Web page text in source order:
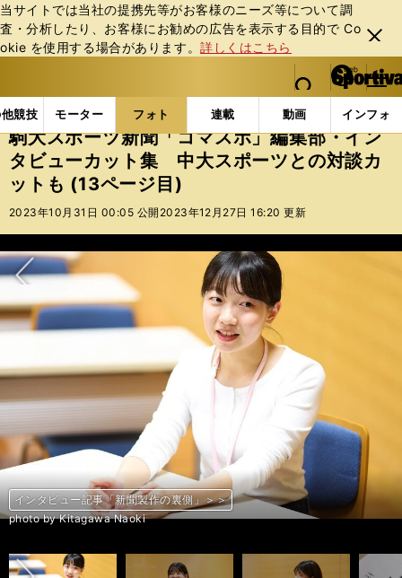
当サイトでは当社の提携先等がお客様のニーズ等について調
査・分析したり、お客様にお勧めの広告を表⽰する⽬的で Co
okie を使⽤する場合があります。詳しくはこちら
閉じ
る
web Sportiva (webスポルティーバ)
検索
マイペ
ー
ジ
メニュ
競技 モーター フォト 連載 動画 インフォ
b
ス
ポ
ル
テ
ー
バ
フォトギャラリー 駒大スポーツ新聞「コマスポ」編
駒大スポーツ新聞「コマスポ」編集部・イン
タビューカット集 中大スポーツとの対談カ
ットも (13ページ目)
2023年10月31日 00:05 公開 2023年12月27日 16:20 更新
次へ
インタビュー記事「新聞製作の裏側」＞＞
photo by Kitagawa Naoki
インタビュー記事「大学駅伝２年連続三冠 展望」＞＞
photo by Kitagawa Naoki
インタビュー記事「新聞製作の裏側」＞＞
photo by Kitagawa Naoki
インタビュー記事「大学駅伝２年連続三冠 展望」＞＞
photo by Kitagawa Naoki
インタビュー記事「新聞製作の裏側」＞＞
photo by Kitagawa Naoki
インタビュー記事「大学駅伝２年連続三冠 展望」＞＞
photo by Kitagawa Naoki
インタビュー記事「新聞製作の裏側」＞＞
photo by Kitagawa Naoki
インタビュー記事「大学駅伝２年連続三冠 展望」＞＞
photo by Wada Satoshi
インタビュー記事「新聞制作の裏側」＞＞
photo by Kitagawa Naoki
インタビュー記事「大学駅伝２年連続三冠 展望」＞＞
photo by Kitagawa Naoki
インタビュー記事「新聞制作の裏側」＞＞
photo by Kitagawa Naoki
インタビュー記事「大学駅伝２年連続三冠 展望」＞＞
photo by Kitagawa Naoki
インタビュー記事「新聞製作の裏側」＞＞
photo by Kitagawa Naoki
インタビュー記事「大学駅伝２年連続三冠 展望」＞＞
photo by Kitagawa Naoki
インタビュー記事「新聞製作の裏側」＞＞
photo by Kitagawa Naoki
インタビュー記事「大学駅伝２年連続三冠 展望」＞＞
photo by Kitagawa Naoki
インタビュー記事「新聞制作の裏側」＞＞
photo by Kitagawa Naoki
コマスポ×中スポ「箱根駅伝」記者対談＞＞
photo by Okaniwa Rico
コマスポ×中スポ「箱根駅伝」記者対談＞＞
photo by Okaniwa Rico
コマスポ×中スポ「箱根駅伝」記者対談＞＞
photo by Okaniwa Rico
コマスポ×中スポ「箱根駅伝」記者対談＞＞
photo by Okaniwa Rico
コマスポ×中スポ「箱根駅伝」記者対談＞＞
photo by Okaniwa Rico
コマスポ×中スポ「箱根駅伝」記者対談＞＞
photo by Okaniwa Rico
コマスポ×中スポ「箱根駅伝」記者対談＞＞
photo by Okaniwa Rico
コマスポ×中スポ「箱根駅伝」記者対談＞＞
photo by Okaniwa Rico
コマスポ×中スポ「箱根駅伝」記者対談＞＞
photo by Okaniwa Rico
前へ